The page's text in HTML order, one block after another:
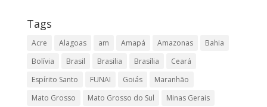
Tags
Acre Alagoas am Amapá Amazonas
Bahia
Bolívia
Brasil Brasilia Brasília
Ceará
Espírito Santo
FUNAI Goiás
Maranhão
Mato Grosso
Mato Grosso do Sul
Minas Gerais